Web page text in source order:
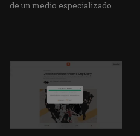
de un medio especializado